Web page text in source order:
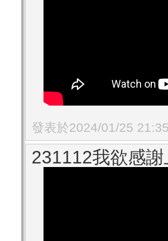
發表於2024/01/25
231112我欲感謝